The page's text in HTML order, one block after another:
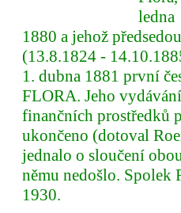
ledna
1880 a jehož
(13.8.1824 -
1. dubna 1881 první
FLORA. Jeho
finančních prostředků
ukončeno (dotoval
jednalo o sloučení
němu nedošlo. Spolek
1930.